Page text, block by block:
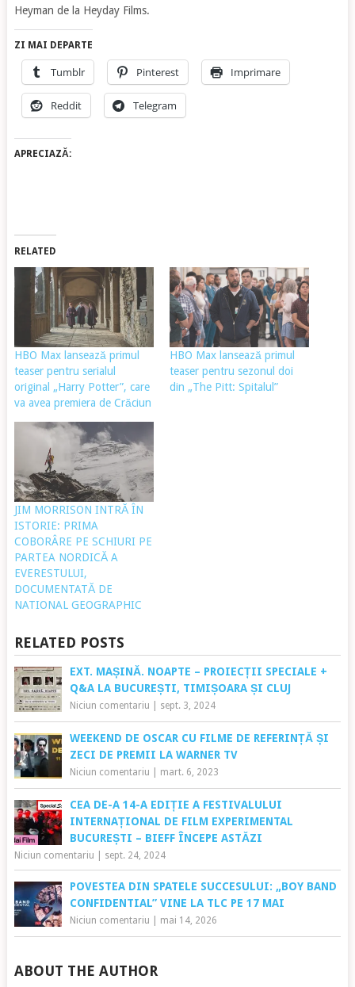
Heyman de la Heyday Films.
ZI MAI DEPARTE
Tumblr Pinterest Imprimare
Reddit Telegram
APRECIAZĂ:
RELATED
HBO Max lansează primul
teaser pentru serialul
original „Harry Potter”, care
va avea premiera de Crăciun
HBO Max lansează primul
teaser pentru sezonul doi
din „The Pitt: Spitalul”
JIM MORRISON INTRĂ ÎN
ISTORIE: PRIMA
COBORÂRE PE SCHIURI PE
PARTEA NORDICĂ A
EVERESTULUI,
DOCUMENTATĂ DE
NATIONAL GEOGRAPHIC
RELATED POSTS
EXT. MAȘINĂ. NOAPTE – PROIECȚII SPECIALE +
Q&A LA BUCUREȘTI, TIMIȘOARA ȘI CLUJ
Niciun comentariu sept. 3, 2024
WEEKEND DE OSCAR CU FILME DE REFERINȚĂ ȘI
ZECI DE PREMII LA WARNER TV
Niciun comentariu mart. 6, 2023
CEA DE-A 14-A EDIȚIE A FESTIVALULUI
INTERNAȚIONAL DE FILM EXPERIMENTAL
BUCUREȘTI – BIEFF ÎNCEPE ASTĂZI
Niciun comentariu sept. 24, 2024
POVESTEA DIN SPATELE SUCCESULUI: „BOY BAND
CONFIDENTIAL” VINE LA TLC PE 17 MAI
Niciun comentariu mai 14, 2026
ABOUT THE AUTHOR